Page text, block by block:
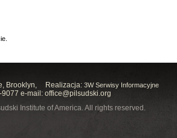
Realizacja: 3W Serwisy Informacyjne
Brooklyn,
9077 e-mail: office@pilsudski.org
Institute of America. All rights reserved.